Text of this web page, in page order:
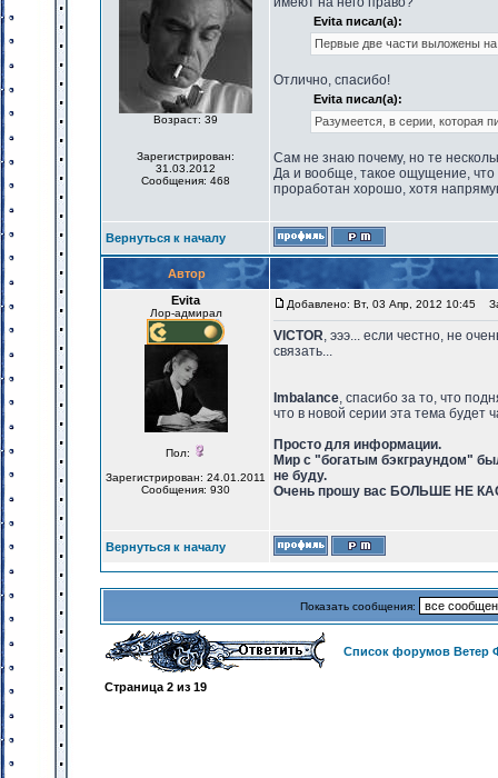
Возраст: 39
Зарегистрирован:
31.03.2012
Сообщения: 468
Evita писал(а):
Первые две части выложены
Отлично, спасибо!
Evita писал(а):
Разумеется, в серии, которая
Сам не знаю почему, но те
Да и вообще, такое ощущение, что
проработан хорошо, хотя
Вернуться к началу
Автор
Evita
Лор-адмирал
Пол:
Зарегистрирован: 24.01.2011
Сообщения: 930
Добавлено: Вт, 03 Апр, 2012 10:45
VICTOR, эээ... если честно, не
связать...
Imbalance, спасибо за то, что
что в новой серии эта тема будет
Просто для информации.
Мир с "богатым бэкграундом"
не буду.
Очень прошу вас БОЛЬШЕ НЕ
Вернуться к началу
Показать сообщения:
Список форумов Ветер
Страница 2 из 19